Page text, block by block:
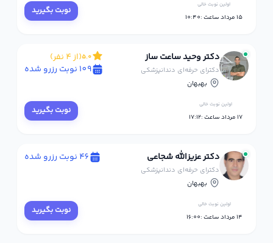
اولین نوبت خالی
15 مرداد ساعت :10:40
نوبت بگیرید
دکتر وحید ساعت ساز
دکترای حرفه‌ای دندانپزشکی
بهبهان
5.0(از 4 نفر)
109 نوبت رزرو شده
اولین نوبت خالی
17 مرداد ساعت :17:12
نوبت بگیرید
دکتر عزیزالله شجاعی
دکترای حرفه‌ای دندانپزشکی
بهبهان
46 نوبت رزرو شده
اولین نوبت خالی
14 مرداد ساعت :16:00
نوبت بگیرید